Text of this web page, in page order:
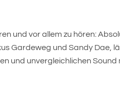
und vor allem zu hören:
Gardeweg und Sandy Dae,
und unvergleichlichen Sound